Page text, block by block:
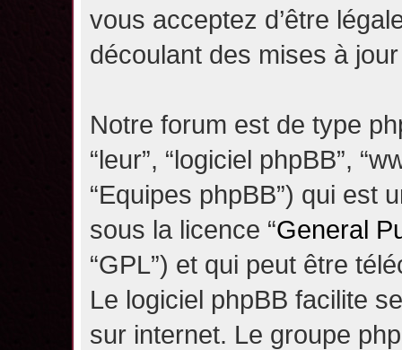
vous acceptez d’être
découlant des mises à
Notre forum est de type
“leur”, “logiciel phpBB”,
“Equipes phpBB”) qui est
sous la licence “General
“GPL”) et qui peut être
Le logiciel phpBB facilite
sur internet. Le groupe